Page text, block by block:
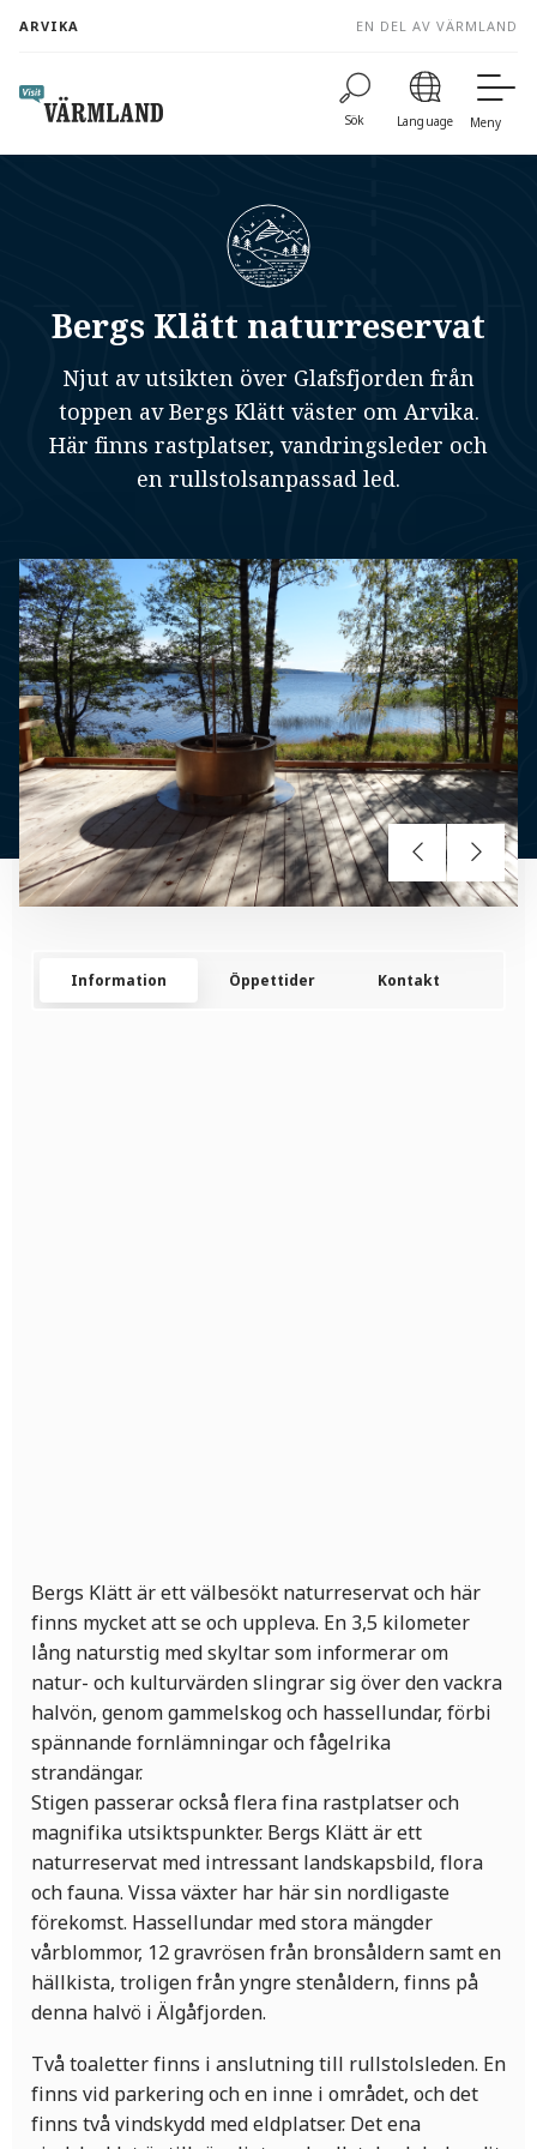
content
ARVIKA EN DEL AV VÄRMLAND
Sök Language Meny
Bergs Klätt naturreservat
Njut av utsikten över Glafsfjorden från
toppen av Bergs Klätt väster om Arvika.
Här finns rastplatser, vandringsleder och
en rullstolsanpassad led.
Information Öppettider Kontakt
Bergs Klätt är ett välbesökt naturreservat och här
finns mycket att se och uppleva. En 3,5 kilometer
lång naturstig med skyltar som informerar om
natur- och kulturvärden slingrar sig över den vackra
halvön, genom gammelskog och hassellundar, förbi
spännande fornlämningar och fågelrika
strandängar.
Stigen passerar också flera fina rastplatser och
magnifika utsiktspunkter. Bergs Klätt är ett
naturreservat med intressant landskapsbild, flora
och fauna. Vissa växter har här sin nordligaste
förekomst. Hassellundar med stora mängder
vårblommor, 12 gravrösen från bronsåldern samt en
hällkista, troligen från yngre stenåldern, finns på
denna halvö i Älgåfjorden.
Två toaletter finns i anslutning till rullstolsleden. En
finns vid parkering och en inne i området, och det
finns två vindskydd med eldplatser. Det ena